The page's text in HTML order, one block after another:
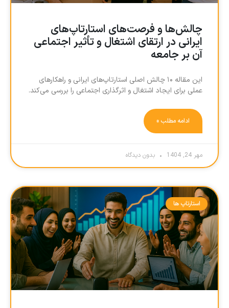
چالش‌ها و فرصت‌های استارتاپ‌های
ایرانی در ارتقای اشتغال و تأثیر اجتماعی
آن بر جامعه
این مقاله ۱۰ چالش اصلی استارتاپ‌های ایرانی و راهکارهای
عملی برای ایجاد اشتغال و اثرگذاری اجتماعی را بررسی می‌کند.
ادامه مطلب »
مهر 24, 1404 بدون دیدگاه
استارتاپ ها